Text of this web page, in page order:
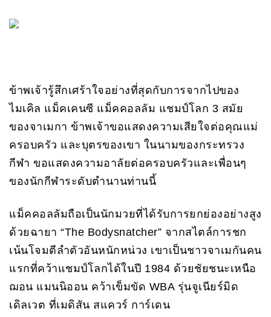
ข้าพเจ้ารู้สึกเศร้าใจอย่างที่สุดกับการจากไปของ
ไมเคิล แม็คเคนซี แม็คคอลลัม แชมป์โลก 3 สมัย
ของจาเมกา ข้าพเจ้าขอแสดงความเสียใจต่อคุณแม่
ครอบครัว และบุตรของเขา ในนามของกระทรวง
กีฬา ขอแสดงความอาลัยต่อครอบครัวและเพื่อนๆ
ของนักกีฬาระดับตำนานท่านนี้
แม็คคอลลัมถือเป็นนักมวยที่ได้รับการยกย่องอย่างสูง
ด้วยฉายา “The Bodysnatcher” จากสไตล์การชก
เน้นโจมตีลำตัวอันหนักหน่วง เขาเป็นชาวจาเมกันคน
แรกที่คว้าแชมป์โลกได้ในปี 1984 ด้วยชัยชนะเหนือ
ฌอน แมนนิออน คว้าเข็มขัด WBA รุ่นจูเนียร์มิด
เดิลเวต ที่เมดิสัน สแควร์ การ์เดน